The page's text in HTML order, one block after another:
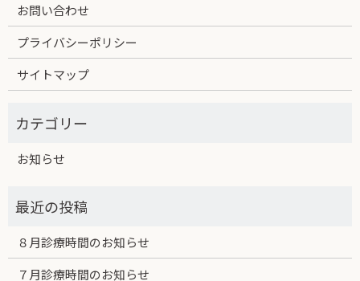
お問い合わせ
プライバシーポリシー
サイトマップ
お知らせ
８月診療時間のお知らせ
７月診療時間のお知らせ